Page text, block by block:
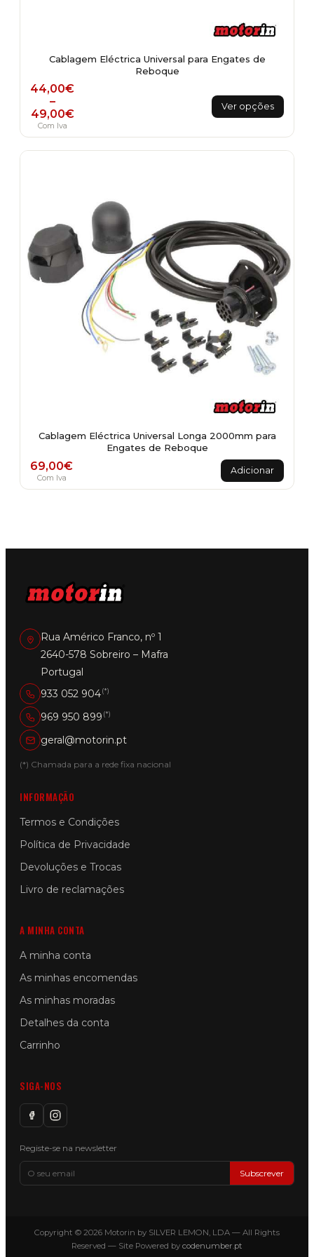
Cablagem Eléctrica Universal para Engates de
Reboque
44,00€
–
49,00€
Price range: 44,00€ through 49,00€
Com Iva
Ver opções
This
product
multiple
variants.
chosen
on
the
product
page
Cablagem Eléctrica Universal Longa 2000mm para
Engates de Reboque
69,00€
Com Iva
Adicionar
Rua Américo Franco, nº 1
2640-578 Sobreiro – Mafra
Portugal
933 052 904(*)
969 950 899 (*)
geral@motorin.pt
(*) Chamada para a rede fixa nacional
INFORMAÇÃO
Termos e Condições
Política de Privacidade
Devoluções e Trocas
Livro de reclamações
A MINHA CONTA
A minha conta
As minhas encomendas
As minhas moradas
Detalhes da conta
Carrinho
SIGA-NOS
Registe-se na newsletter
Subscrever
Copyright © 2026 Motorin by SILVER LEMON, LDA — All Rights
Reserved — Site Powered by codenumber.pt